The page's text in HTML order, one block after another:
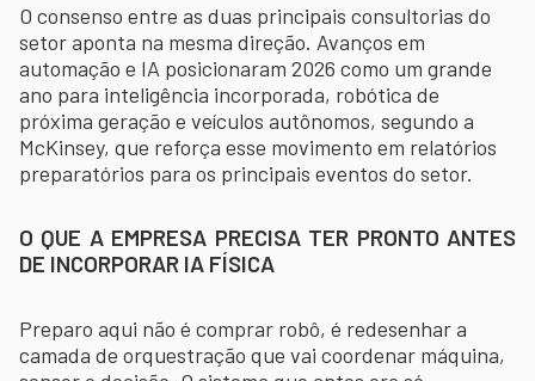
O consenso entre as duas principais consultorias do
setor aponta na mesma direção. Avanços em
automação e IA posicionaram 2026 como um grande
ano para inteligência incorporada, robótica de
próxima geração e veículos autônomos, segundo a
McKinsey, que reforça esse movimento em relatórios
preparatórios para os principais eventos do setor.
O QUE A EMPRESA PRECISA TER PRONTO ANTES
DE INCORPORAR IA FÍSICA
Preparo aqui não é comprar robô, é redesenhar a
camada de orquestração que vai coordenar máquina,